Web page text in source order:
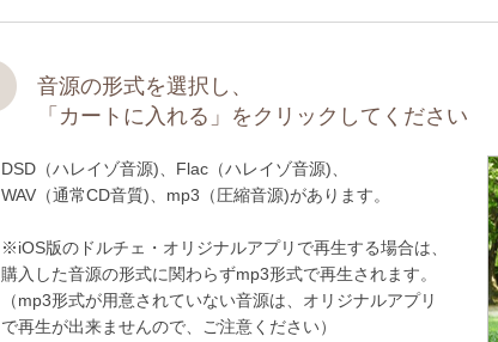
音源の形式を選択し、
「カートに入れる」をクリックしてください
DSD（ハレイゾ音源)、Flac（ハレイゾ音源)、
WAV（通常CD音質)、mp3（圧縮音源)があります。
※iOS版のドルチェ・オリジナルアプリで再生する場合は、
購入した音源の形式に関わらずmp3形式で再生されます。
（mp3形式が用意されていない音源は、オリジナルアプリ
で再生が出来ませんので、ご注意ください）